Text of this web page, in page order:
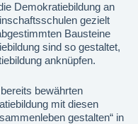
Demokratiebildung an
gezielt
Bausteine
sind so gestaltet,
anknüpfen.
bewährten
mit diesen
gestalten“ in